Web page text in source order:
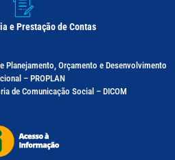
e Prestação de Contas
Planejamento, Orçamento e Desenvolvimento
– PROPLAN
de Comunicação Social – DICOM